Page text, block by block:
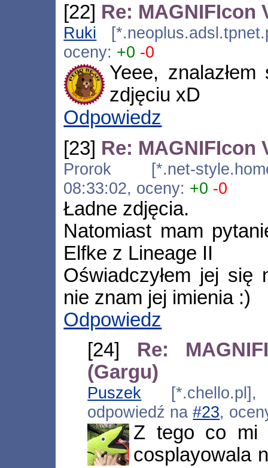
[22] Re:
Ruki
oceny: +0 -0
Yeee,
zdjęciu xD
Odpowiedz
[23] Re:
Prorok [*.net-
08:33:02, oceny: +0 -0
Ładne zdjęcia.
Natomiast mam
Elfke z Lineage II
Oświadczyłem jej się
nie znam jej imienia :)
Odpowiedz
[24] Re:
(Gargu)
Puszek [*.chello.pl],
odpowiedź na#23,
Z tego co mi
cosplayowala